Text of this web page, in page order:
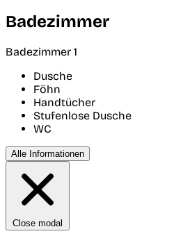
Badezimmer
Badezimmer 1
Dusche
Föhn
Handtücher
Stufenlose Dusche
WC
Alle Informationen
Close modal